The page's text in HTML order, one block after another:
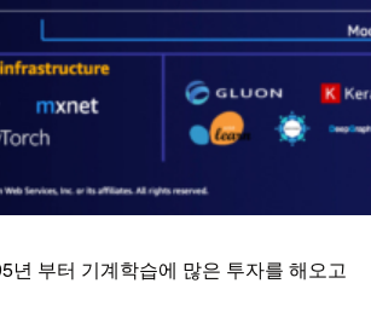
년 부터 기계학습에 많은 투자를 해오고